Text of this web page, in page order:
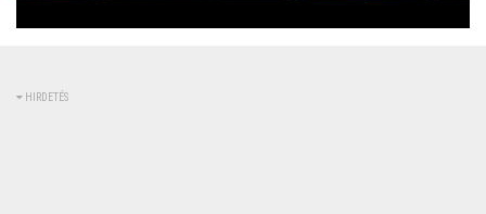
kikapcsolva
0%
0%
HIRDETÉS